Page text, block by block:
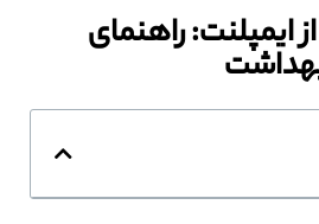
ایمپلنت: راهنمای